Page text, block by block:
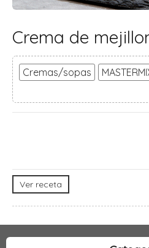
Crema de
Cremas/sopas
Ver receta